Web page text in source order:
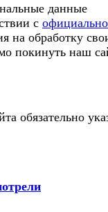
данные
с
на обработку
покинуть наш
обязательно